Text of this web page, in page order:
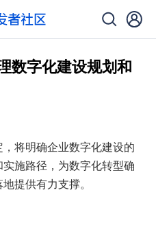
数字化建设规划和
将明确企业数字化建设的
施路径，为数字化转型确
提供有力支撑。